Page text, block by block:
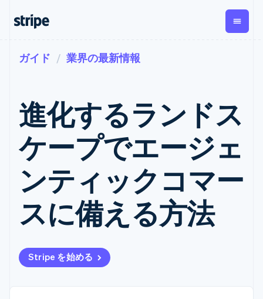
支払い
オンライン決
済
Managed
Payments
マーチャント
オブレコード
ソリューショ
ン
Payment links
コーディング
ージ
Checkout
構築済み決済
柔軟な UI コン
ポーネント
125 以上の決
収益
経常収益
Metronome
サブスクリ
プション
サブスクリ
プションの
管理
Invoicing
1 回限りまた
は継続
Tax
計算
Revenue
Recognition
会計管理の
Global
Payouts
第三者
への入
イス
プラッ
決済の
企業規模別
ユースケース別
エージェンティックコマ
ース
E コマース / ECサイト
埋込型金融
請求・財務関連
グローバルビジネス
アプリ内決済
資金管理
プラットフォーム
ドキュメント
ライブラリと SDK
Stripe Apps
ガイド
オンライン決済を受け付
け
構築済みの決済を実装
プラットフォームまたは
マーケットプレイスを構
サブスクリプションを管
理
学ぶ
ガイド
サポート
サポートに問い合わせる
管理サポートプラン
プロフェッショナルサー
ビス
会社
ガイド 業界の最新情報
進化するランドス
ケープでエージェ
ンティックコマー
スに備える方法
Stripe を始める